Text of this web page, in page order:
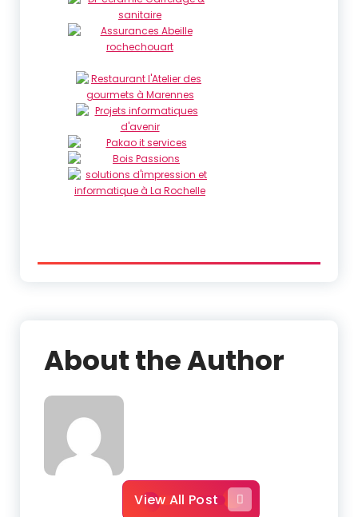
About the Author
View All Post